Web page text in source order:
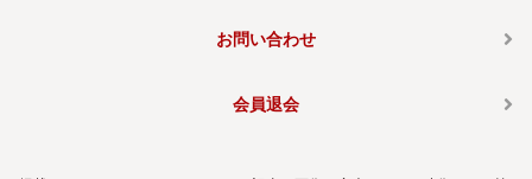
お問い合わせ
会員退会